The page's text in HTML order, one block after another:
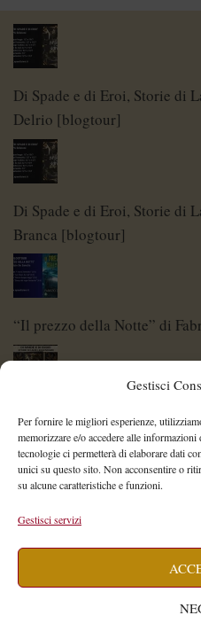
Gestisci
Per fornire le migliori esperienze,
memorizzare e/o accedere alle
tecnologie ci permetterà di elaborare dati
unici su questo sito. Non acconsentire o
su alcune caratteristiche e funzioni.
Gestisci servizi
Di Spade e di Eroi, Storie di
Delrio [blogtour]
Di Spade e di Eroi, Storie di
Branca [blogtour]
“Il prezzo della Notte” di
Di Spade e di Eroi – Storie